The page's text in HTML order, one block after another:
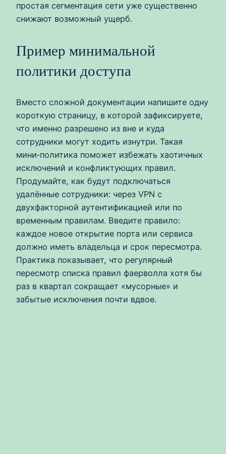
простая сегментация сети уже существенно
снижают возможный ущерб.
Пример минимальной
политики доступа
Вместо сложной документации напишите одну
короткую страницу, в которой зафиксируете,
что именно разрешено из вне и куда
сотрудники могут ходить изнутри. Такая
мини‑политика поможет избежать хаотичных
исключений и конфликтующих правил.
Продумайте, как будут подключаться
удалённые сотрудники: через VPN с
двухфакторной аутентификацией или по
временным правилам. Введите правило:
каждое новое открытие порта или сервиса
должно иметь владельца и срок пересмотра.
Практика показывает, что регулярный
пересмотр списка правил фаерволла хотя бы
раз в квартал сокращает «мусорные» и
забытые исключения почти вдвое.